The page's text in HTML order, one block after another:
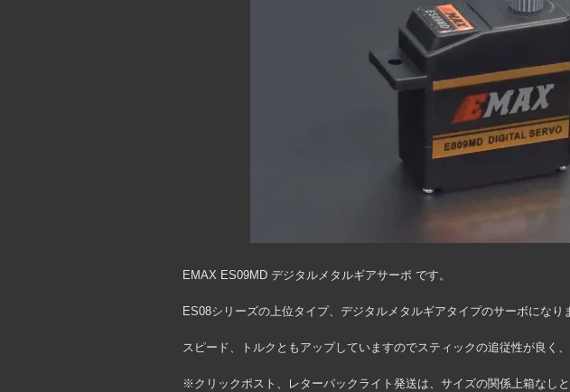
EMAX ES09MD デジタルメタルギアサーボ です。
ES08シリーズの上位タイプ、デジタルメタルギアタイプのサーボになり
スピード、トルクともアップしていますのでスティックの追従性が良く
※クリックポスト、レターパックライト発送は、サイズの関係上箱なしと